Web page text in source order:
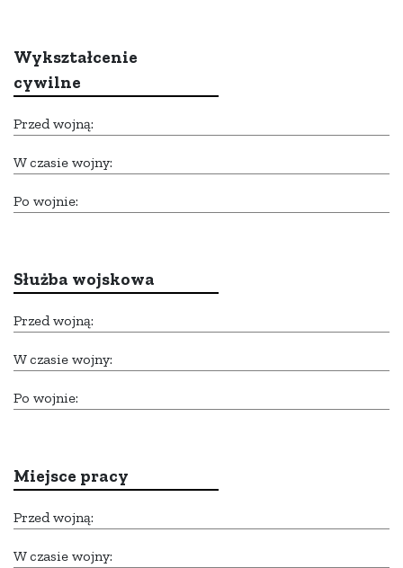
Wykształcenie
cywilne
Przed wojną:
W czasie wojny:
Po wojnie:
Służba wojskowa
Przed wojną:
W czasie wojny:
Po wojnie:
Miejsce pracy
Przed wojną:
W czasie wojny: